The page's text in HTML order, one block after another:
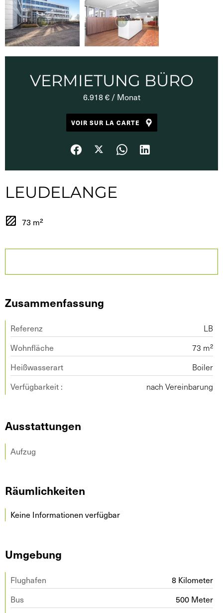
VERMIETUNG BÜRO
6.918 € / Monat
VOIR SUR LA CARTE
LEUDELANGE
73 m²
Zusammenfassung
Referenz
LB
Wohnfläche
73 m²
Heißwasserart
Boiler
Verfügbarkeit :
nach Vereinbarung
Ausstattungen
Aufzug
Räumlichkeiten
Keine Informationen verfügbar
Umgebung
Flughafen
8 Kilometer
Bus
500 Meter